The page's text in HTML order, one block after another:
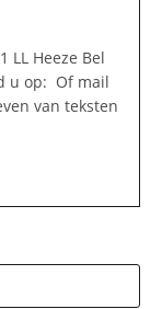
LL Heeze Bel
u op: Of mail
van teksten
op